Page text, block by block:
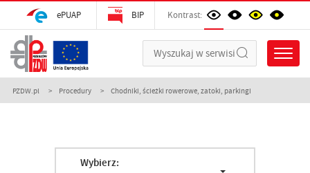
ePUAP BIP Kontrast:
PZDW.pl Procedury Chodniki, ścieżki rowerowe, zatoki, parkingi
Wybierz: